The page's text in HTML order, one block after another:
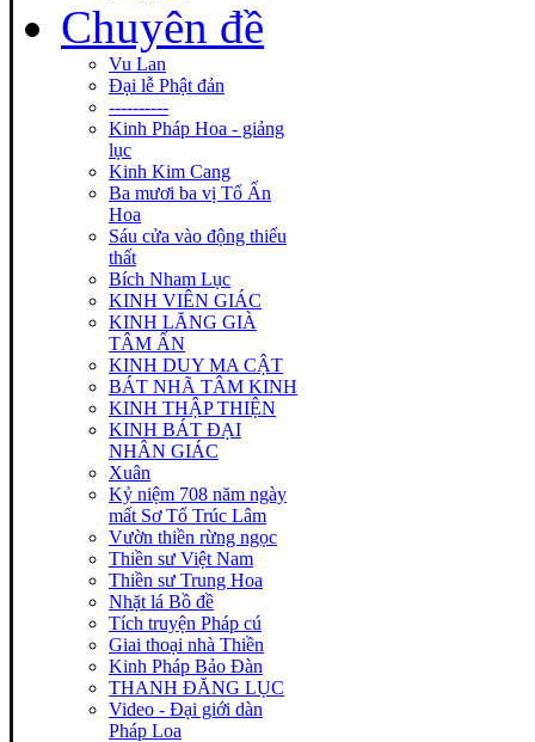
Chuyên đề
Vu Lan
Đại lễ Phật đản
----------
Kinh Pháp Hoa - giảng
lục
Kinh Kim Cang
Ba mươi ba vị Tổ Ấn
Hoa
Sáu cửa vào động thiếu
thất
Bích Nham Lục
KINH VIÊN GIÁC
KINH LĂNG GIÀ
TÂM ẤN
KINH DUY MA CẬT
BÁT NHÃ TÂM KINH
KINH THẬP THIỆN
KINH BÁT ĐẠI
NHÂN GIÁC
Xuân
Kỷ niệm 708 năm ngày
mất Sơ Tổ Trúc Lâm
Vườn thiền rừng ngọc
Thiền sư Việt Nam
Thiền sư Trung Hoa
Nhặt lá Bồ đề
Tích truyện Pháp cú
Giai thoại nhà Thiền
Kinh Pháp Bảo Đàn
THANH ĐĂNG LỤC
Video - Đại giới dàn
Pháp Loa